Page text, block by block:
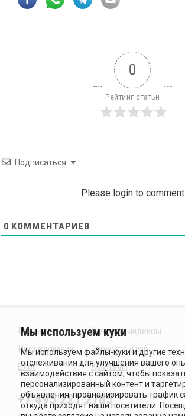
0
Рейтинг статьи
Подписаться
Please login to comment
0 КОММЕНТАРИЕВ
Издания
Исследования
Блог
Ценовые индексы
Зерновой Клуб
Компания
+7 495 221 2785